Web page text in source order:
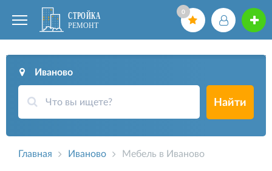
0
Иваново
Найти
Главная Иваново Мебель в Иваново